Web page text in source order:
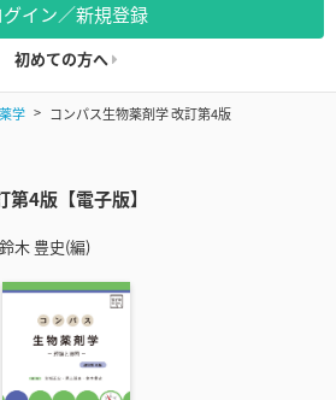
グイン／新規登録
初めての方へ
学 コンパス生物薬剤学 改訂第4版
4版【電子版】
木 豊史(編)